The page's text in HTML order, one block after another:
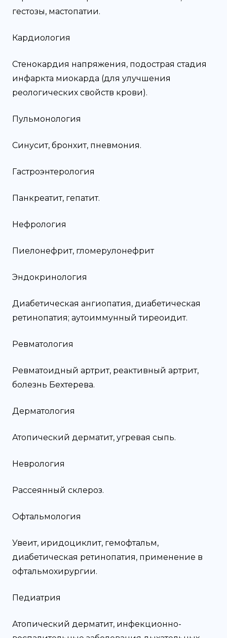
гестозы, мастопатии.
Кардиология
Стенокардия напряжения, подострая стадия
инфаркта миокарда (для улучшения
реологических свойств крови).
Пульмонология
Синусит, бронхит, пневмония.
Гастроэнтерология
Панкреатит, гепатит.
Нефрология
Пиелонефрит, гломерулонефрит
Эндокринология
Диабетическая ангиопатия, диабетическая
ретинопатия; аутоиммунный тиреоидит.
Ревматология
Ревматоидный артрит, реактивный артрит,
болезнь Бехтерева.
Дерматология
Атопический дерматит, угревая сыпь.
Неврология
Рассеянный склероз.
Офтальмология
Увеит, иридоциклит, гемофтальм,
диабетическая ретинопатия, применение в
офтальмохирургии.
Педиатрия
Атопический дерматит, инфекционно-